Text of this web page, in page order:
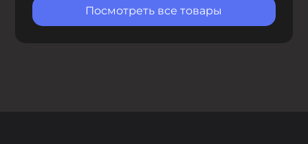
Посмотреть все товары